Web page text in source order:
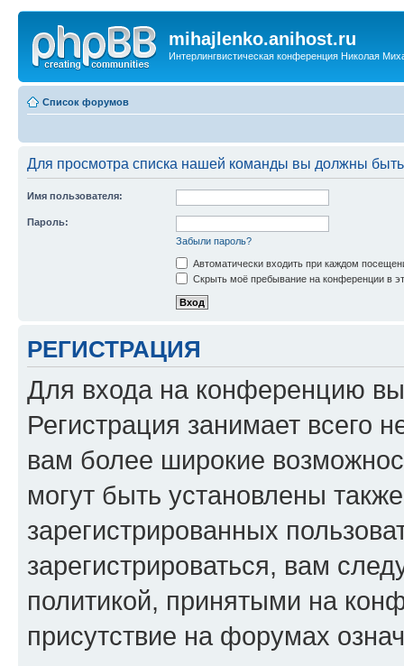
mihajlenko.anihost.ru
Интерлингвистическая конференция Николая
Список форумов
Для просмотра списка нашей команды вы должны
Имя пользователя:
Пароль:
Забыли пароль?
Автоматически входить при каждом
Скрыть моё пребывание на конференции в
РЕГИСТРАЦИЯ
Для входа на конференцию
Регистрация занимает всего
вам более широкие
могут быть установлены
зарегистрированных
зарегистрироваться, вам
политикой, принятыми на
присутствие на форумах